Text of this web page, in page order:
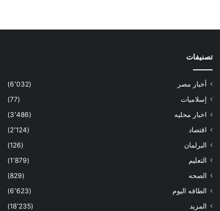
تصنيفات
أخبار مصر
(6٬032)
إسلاميات
(77)
اخبار محليه
(3٬486)
اقتصاد
(2٬124)
البرلمان
(126)
التعليم
(1٬879)
الصحه
(829)
الطاقه اليوم
(6٬623)
المزيد
(18٬235)